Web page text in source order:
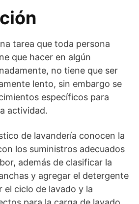
tarea que toda persona
que hacer en algún
no tiene que ser
lento, sin embargo se
específicos para
actividad.
de lavandería conocen la
los suministros adecuados
además de clasificar la
y agregar el detergente
el ciclo de lavado y la